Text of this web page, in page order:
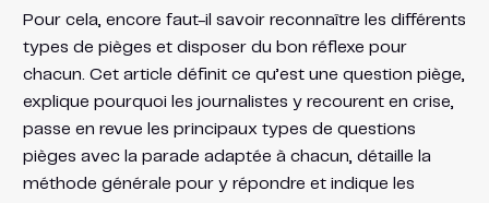
Pour cela, encore faut-il savoir reconnaître les différents
types de pièges et disposer du bon réflexe pour
chacun. Cet article définit ce qu’est une question piège,
explique pourquoi les journalistes y recourent en crise,
passe en revue les principaux types de questions
pièges avec la parade adaptée à chacun, détaille la
méthode générale pour y répondre et indique les